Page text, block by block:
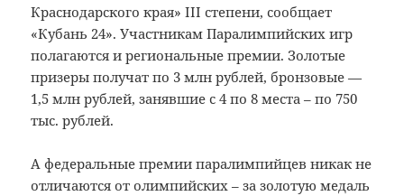
Краснодарского края» III степени, сообщает
«Кубань 24». Участникам Паралимпийских игр
полагаются и региональные премии. Золотые
призеры получат по 3 млн рублей, бронзовые —
1,5 млн рублей, занявшие с 4 по 8 места – по 750
тыс. рублей.
А федеральные премии паралимпийцев никак не
отличаются от олимпийских – за золотую медаль